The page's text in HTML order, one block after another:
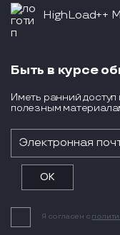
HighLoad++
Быть в курсе
Иметь ранний
полезным
Я согласен с